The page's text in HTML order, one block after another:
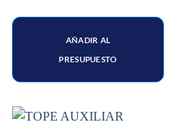
AÑADIR AL
PRESUPUESTO